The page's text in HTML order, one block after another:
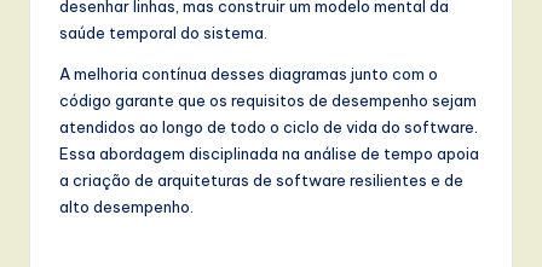
desenhar linhas, mas construir um modelo mental da
saúde temporal do sistema.
A melhoria contínua desses diagramas junto com o
código garante que os requisitos de desempenho sejam
atendidos ao longo de todo o ciclo de vida do software.
Essa abordagem disciplinada na análise de tempo apoia
a criação de arquiteturas de software resilientes e de
alto desempenho.